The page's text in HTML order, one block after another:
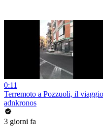
0:11
Terremoto a Pozzuoli, il
adnkronos
3 giorni fa